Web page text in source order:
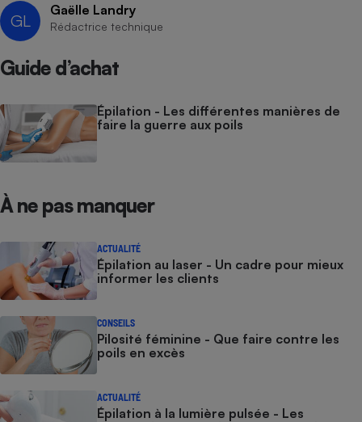
GL
Gaëlle Landry
Rédactrice technique
Guide d’achat
Épilation - Les différentes manières de
faire la guerre aux poils
À ne pas manquer
ACTUALITÉ
Épilation au laser - Un cadre pour mieux
informer les clients
CONSEILS
Pilosité féminine - Que faire contre les
poils en excès
ACTUALITÉ
Épilation à la lumière pulsée - Les